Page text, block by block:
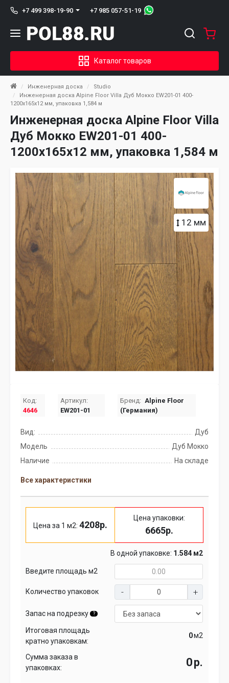
+7 499 398-19-90 +7 985 057-51-19
Каталог товаров
Инженерная доска
Studio
Инженерная доска Alpine Floor Villa Дуб Мокко EW201-01 400-
1200х165х12 мм, упаковка 1,584 м
Инженерная доска Alpine Floor Villa
Дуб Мокко EW201-01 400-
1200х165х12 мм, упаковка 1,584 м
12 мм
Код:
4646
Артикул:
EW201-01
Бренд: Alpine Floor
(Германия)
Вид:
Дуб
Модель
Дуб Мокко
Наличие
На складе
Все характеристики
Цена за 1 м2: 4208р.
Цена упаковки:
6665р.
В одной упаковке: 1.584 м2
Введите площадь м2
Количество упаковок
Запас на подрезку ?
Итоговая площадь
кратно упаковкам:
м2
Сумма заказа в
упаковках:
р.